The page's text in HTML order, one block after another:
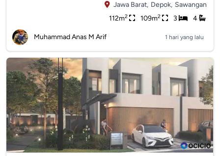
Jawa Barat, Depok, Sawangan
112m2 109m2 3 4
Muhammad Anas M Arif 1 hari yang lalu